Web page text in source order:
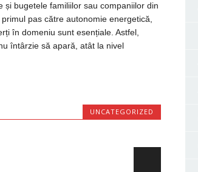
bugetele familiilor sau companiilor din
pas către autonomie energetică,
în domeniu sunt esențiale. Astfel,
întârzie să apară, atât la nivel
UNCATEGORIZED